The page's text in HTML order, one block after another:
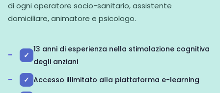
di ogni operatore socio-sanitario, assistente
domiciliare, animatore e psicologo.
✓
13 anni di esperienza nella stimolazione cognitiva
degli anziani
✓ Accesso illimitato alla piattaforma e-learning